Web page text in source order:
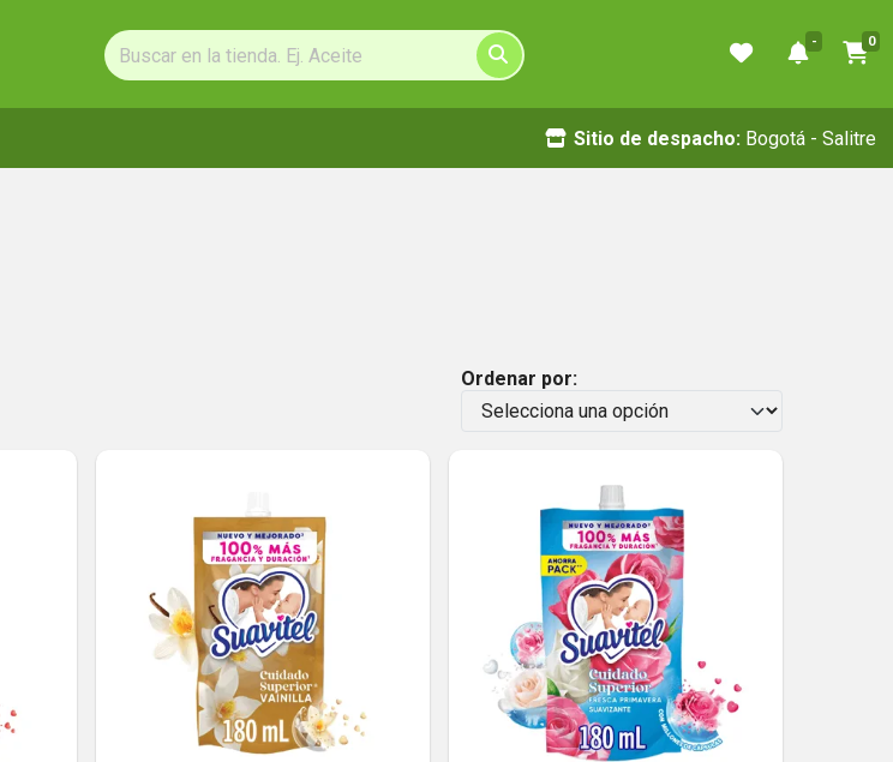
- 0
Sitio de despacho: Bogotá - Salitre
Ordenar por: